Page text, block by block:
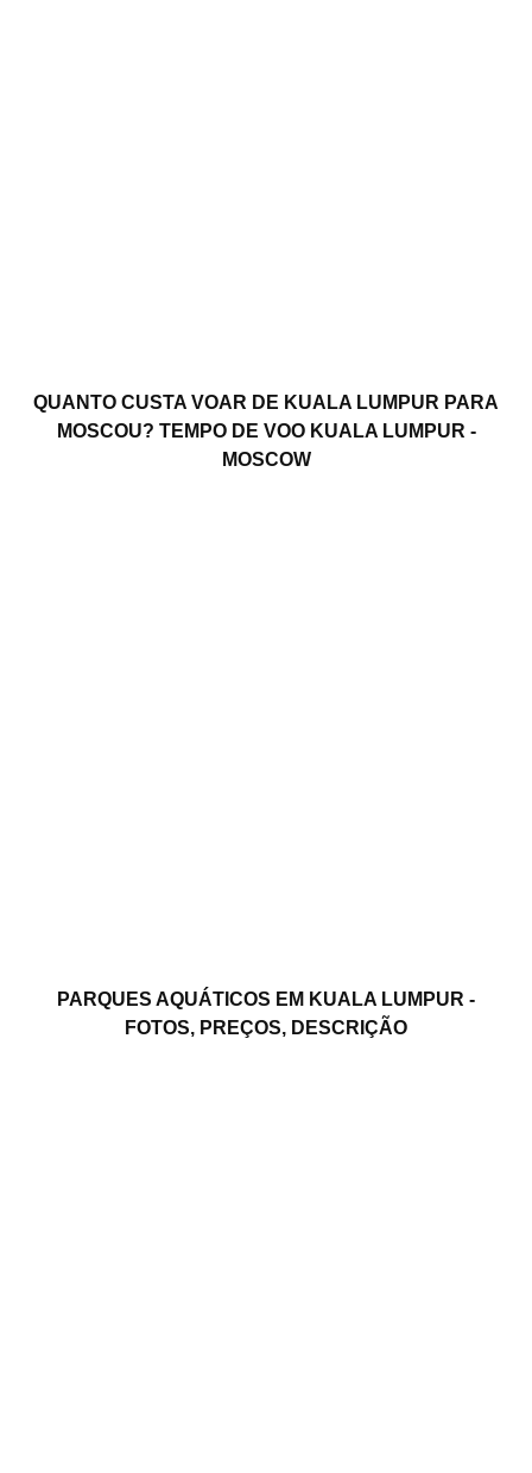
QUANTO CUSTA VOAR DE KUALA LUMPUR PARA
MOSCOU? TEMPO DE VOO KUALA LUMPUR -
MOSCOW
PARQUES AQUÁTICOS EM KUALA LUMPUR -
FOTOS, PREÇOS, DESCRIÇÃO